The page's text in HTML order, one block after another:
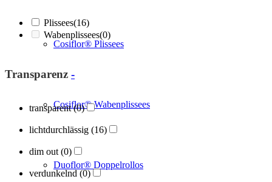
Cosiflor® Plissees
Cosiflor® Wabenplissees
Duoflor® Doppelrollos
Plissees(16)
Wabenplissees(0)
Transparenz -
transparent(0)
lichtdurchlässig (16)
dim out (0)
verdunkelnd (0)